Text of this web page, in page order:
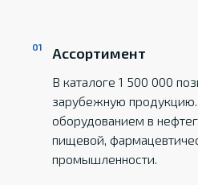
Ассортимент
В каталоге 1 500 000
зарубежную
оборудованием в
пищевой,
промышленности.